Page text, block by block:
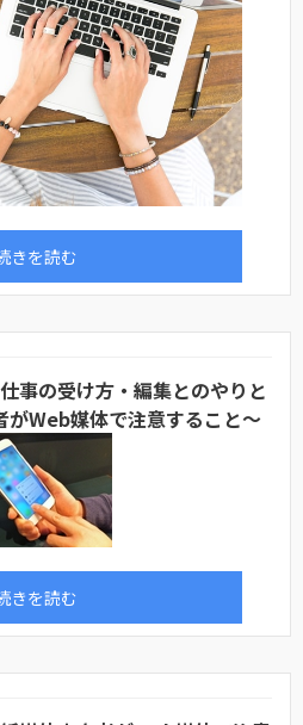
きを読む
事の受け方・編集とのやりと
がWeb媒体で注意すること～
きを読む